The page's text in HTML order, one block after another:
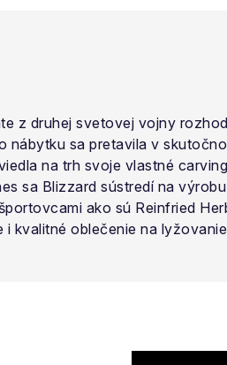
z druhej svetovej vojny
nábytku sa pretavila v
na trh svoje vlastné
sa Blizzard sústredí na
ako sú Reinfried
kvalitné oblečenie na